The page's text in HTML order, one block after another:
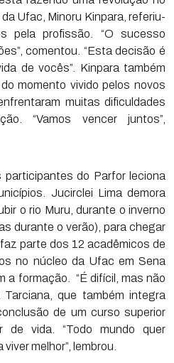
Ufac, Minoru Kinpara, referiu-
pela profissão. “O sucesso
comentou. “Esta decisão é
de vocês”. Kinpara também
momento vivido pelos novos
muitas dificuldades
“Vamos vencer juntos”,
do Parfor leciona
Jucirclei Lima demora
o rio Muru, durante o inverno
durante o verão), para chegar
parte dos 12 acadêmicos de
no núcleo da Ufac em Sena
a formação. “É difícil, mas não
Tarciana, que também integra
de um curso superior
de vida. “Todo mundo quer
melhor”, lembrou.